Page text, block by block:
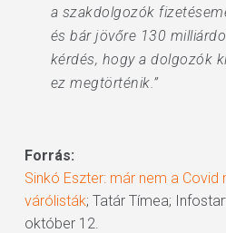
a szakdolgozók
és bár jövőre 130
kérdés, hogy a dolgozók
ez megtörténik.”
Forrás:
Sinkó Eszter: már nem a
várólisták; Tatár Tímea;
október 12.